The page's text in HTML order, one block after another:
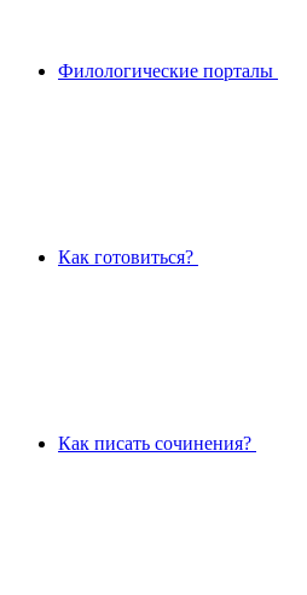
Филологические порталы
Как готовиться?
Как писать сочинения?